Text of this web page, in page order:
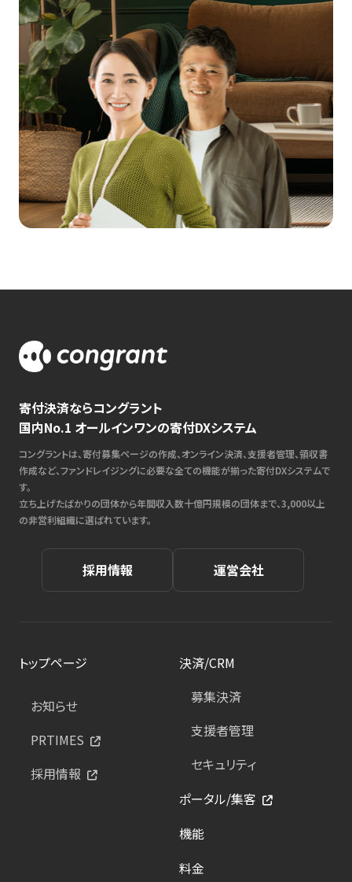
寄付決済ならコングラント
国内No.1 オールインワンの寄付DXシステム
コングラントは、寄付募集ページの作成、オンライン決済、支援者管理、領収書
作成など、ファンドレイジングに必要な全ての機能が揃った寄付DXシステムで
す。
立ち上げたばかりの団体から年間収入数十億円規模の団体まで、3,000以上
の非営利組織に選ばれています。
採用情報 運営会社
トップページ
お知らせ
PRTIMES
採用情報
決済/CRM
募集決済
支援者管理
セキュリティ
ポータル/集客
機能
料金